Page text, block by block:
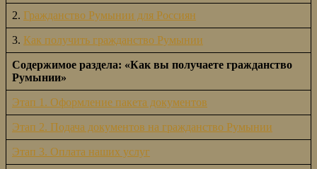
2. Гражданство Румынии для Россиян
3. Как получить гражданство Румынии
Содержимое раздела: «Как вы получаете гражданство
Румынии»
Этап 1. Оформление пакета документов
Этап 2. Подача документов на гражданство Румынии
Этап 3. Оплата наших услуг